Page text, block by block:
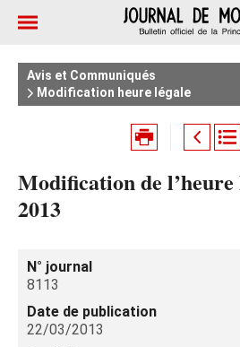
Avis et Communiqués
Modification heure légale
Modification de l’heure
2013
N° journal
8113
Date de publication
22/03/2013